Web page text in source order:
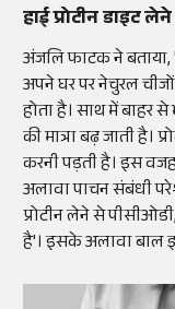
हाई प्रोटीन डाइट
अंजलि फाटक ने बताया,
अपने घर पर नेचुरल
होता है। साथ में बाहर से
की मात्रा बढ़ जाती है।
करनी पड़ती है। इस
अलावा पाचन संबंधी
प्रोटीन लेने से
है'। इसके अलावा बाल